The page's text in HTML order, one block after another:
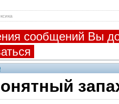
сообщений Вы